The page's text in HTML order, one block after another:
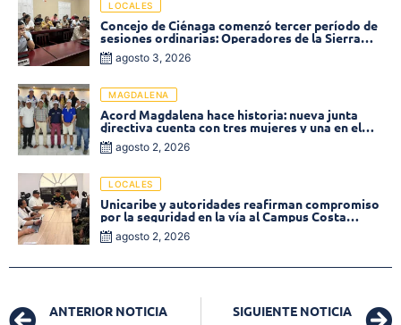
LOCALES
Concejo de Ciénaga comenzó tercer período de
sesiones ordinarias: Operadores de la Sierra
tema central de la plenaria
agosto 3, 2026
MAGDALENA
Acord Magdalena hace historia: nueva junta
directiva cuenta con tres mujeres y una en el
Órgano de Control
agosto 2, 2026
LOCALES
Unicaribe y autoridades reafirman compromiso
por la seguridad en la vía al Campus Costa
Verdeagosto 2, 2026
ANTERIOR NOTICIA SIGUIENTE NOTICIA